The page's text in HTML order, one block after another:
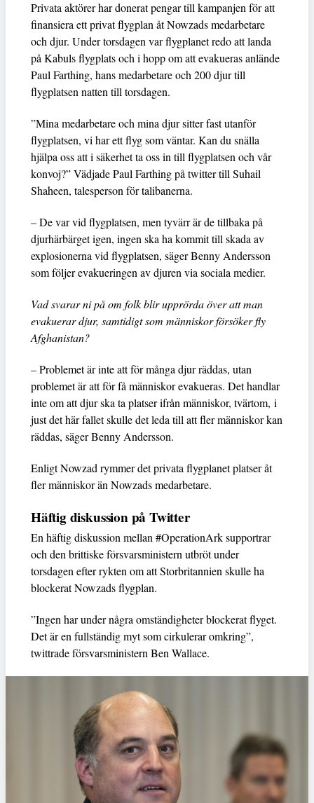
Privata aktörer har donerat pengar till kampanjen för att
finansiera ett privat flygplan åt Nowzads medarbetare
och djur. Under torsdagen var flygplanet redo att landa
på Kabuls flygplats och i hopp om att evakueras anlände
Paul Farthing, hans medarbetare och 200 djur till
flygplatsen natten till torsdagen.
”Mina medarbetare och mina djur sitter fast utanför
flygplatsen, vi har ett flyg som väntar. Kan du snälla
hjälpa oss att i säkerhet ta oss in till flygplatsen och vår
konvoj?” Vädjade Paul Farthing på twitter till Suhail
Shaheen, talesperson för talibanerna.
– De var vid flygplatsen, men tyvärr är de tillbaka på
djurhärbärget igen, ingen ska ha kommit till skada av
explosionerna vid flygplatsen, säger Benny Andersson
som följer evakueringen av djuren via sociala medier.
Vad svarar ni på om folk blir upprörda över att man
evakuerar djur, samtidigt som människor försöker fly
Afghanistan?
– Problemet är inte att för många djur räddas, utan
problemet är att för få människor evakueras. Det handlar
inte om att djur ska ta platser ifrån människor, tvärtom, i
just det här fallet skulle det leda till att fler människor kan
räddas, säger Benny Andersson.
Enligt Nowzad rymmer det privata flygplanet platser åt
fler människor än Nowzads medarbetare.
Häftig diskussion på Twitter
En häftig diskussion mellan #OperationArk supportrar
och den brittiske försvarsministern utbröt under
torsdagen efter rykten om att Storbritannien skulle ha
blockerat Nowzads flygplan.
”Ingen har under några omständigheter blockerat flyget.
Det är en fullständig myt som cirkulerar omkring”,
twittrade försvarsministern Ben Wallace.